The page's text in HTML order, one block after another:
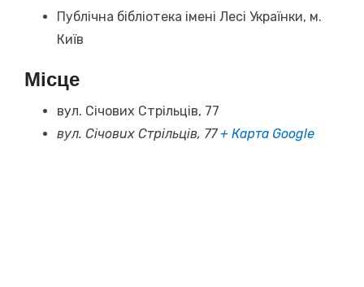
Публічна бібліотека імені Лесі Українки, м.
Київ
Місце
вул. Січових Стрільців, 77
вул. Січових Стрільців, 77 + Карта Google